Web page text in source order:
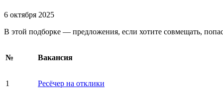
6 октября 2025
В этой подборке — предложения, если хотите совмещать,
№ Вакансия
1 Ресёчер на отклики